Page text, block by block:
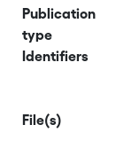
Publication
type
Identifiers
File(s)